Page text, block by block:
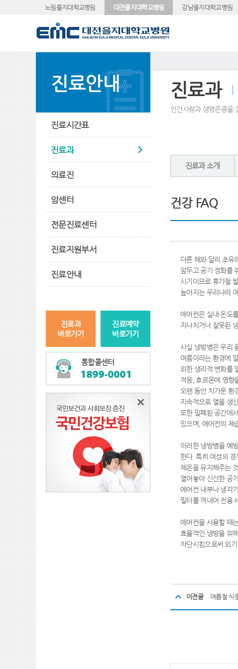
노원을지대학교병원 대전을지대학교병원 강남을지대학교병원
진료안내
진료시간표
진료과
의료진
암센터
전문진료센터
진료지원부서
진료안내
진료과
바로가기
진료예약
바로가기
통합콜센터
진료과
인간사랑과 생명존중을
진료과 소개
건강 FAQ
다른 해와 달리 초유
앞두고 공기 정화를
시기이므로 휴가철
높아지는 우리나라
에어컨은 실내 온도
지나치거나 잘못된
사실 냉방병은 우리
여름이라는 환경에
위한 생리적 변화를
적응, 호르몬에 영향
오랜 동안 차가운 환
지속적으로 열을 생
또한 밀폐된 공간에
있으며, 에어컨의 제
이러한 냉방병을 예
한다. 특히 여성의
체온을 유지해주는
열어놓아 신선한 공
에어컨 내부나 냉각
필터를 꺼내어 전용
에어컨을 사용할 때
효율적인 냉방을 위
차단시킴으로써 외
이전글 여름철 식